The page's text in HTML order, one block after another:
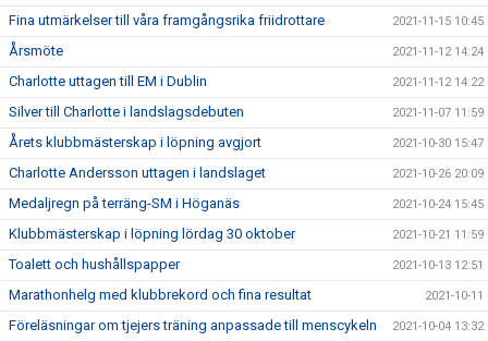
Fina utmärkelser till våra framgångsrika friidrottare 2021-11-15 10:45
Årsmöte 2021-11-12 14:24
Charlotte uttagen till EM i Dublin 2021-11-12 14:22
Silver till Charlotte i landslagsdebuten 2021-11-07 11:59
Årets klubbmästerskap i löpning avgjort 2021-10-30 15:47
Charlotte Andersson uttagen i landslaget 2021-10-26 20:09
Medaljregn på terräng-SM i Höganäs 2021-10-24 15:45
Klubbmästerskap i löpning lördag 30 oktober 2021-10-21 11:59
Toalett och hushållspapper 2021-10-13 12:51
Marathonhelg med klubbrekord och fina resultat 2021-10-11
Föreläsningar om tjejers träning anpassade till menscykeln 2021-10-04 13:32